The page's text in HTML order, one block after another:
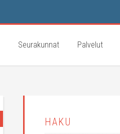
Seurakunnat Palvelut
HAKU